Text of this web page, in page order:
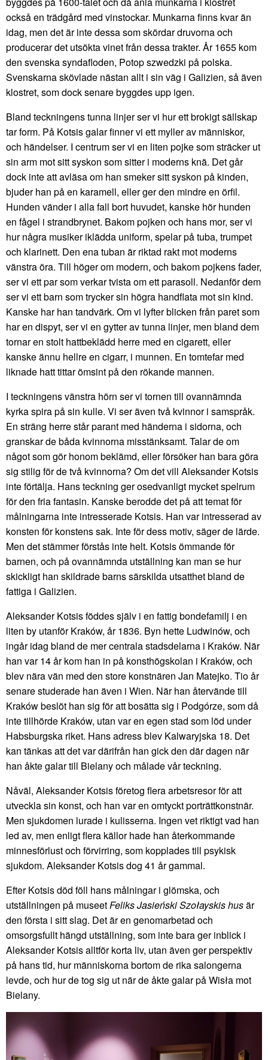
också en trädgård med vinstockar. Munkarna finns kvar än
idag, men det är inte dessa som skördar druvorna och
producerar det utsökta vinet från dessa trakter. År 1655 kom
den svenska syndafloden, Potop szwedzki på polska.
Svenskarna skövlade nästan allt i sin väg i Galizien, så även
klostret, som dock senare byggdes upp igen.
Bland teckningens tunna linjer ser vi hur ett brokigt sällskap
tar form. På Kotsis galar finner vi ett myller av människor,
och händelser. I centrum ser vi en liten pojke som sträcker ut
sin arm mot sitt syskon som sitter i moderns knä. Det går
dock inte att avläsa om han smeker sitt syskon på kinden,
bjuder han på en karamell, eller ger den mindre en örfil.
Hunden vänder i alla fall bort huvudet, kanske hör hunden
en fågel i strandbrynet. Bakom pojken och hans mor, ser vi
hur några musiker iklädda uniform, spelar på tuba, trumpet
och klarinett. Den ena tuban är riktad rakt mot moderns
vänstra öra. Till höger om modern, och bakom pojkens fader,
ser vi ett par som verkar tvista om ett parasoll. Nedanför dem
ser vi ett barn som trycker sin högra handflata mot sin kind.
Kanske har han tandvärk. Om vi lyfter blicken från paret som
har en dispyt, ser vi en gytter av tunna linjer, men bland dem
tornar en stolt hattbeklädd herre med en cigarett, eller
kanske ännu hellre en cigarr, i munnen. En tomtefar med
liknade hatt tittar ömsint på den rökande mannen.
I teckningens vänstra hörn ser vi tornen till ovannämnda
kyrka spira på sin kulle. Vi ser även två kvinnor i samspråk.
En sträng herre står parant med händerna i sidorna, och
granskar de båda kvinnorna misstänksamt. Talar de om
något som gör honom beklämd, eller försöker han bara göra
sig stilig för de två kvinnorna? Om det vill Aleksander Kotsis
inte förtälja. Hans teckning ger osedvanligt mycket spelrum
för den fria fantasin. Kanske berodde det på att temat för
målningarna inte intresserade Kotsis. Han var intresserad av
konsten för konstens sak. Inte för dess motiv, säger de lärde.
Men det stämmer förstås inte helt. Kotsis ömmande för
barnen, och på ovannämnda utställning kan man se hur
skickligt han skildrade barns särskilda utsatthet bland de
fattiga i Galizien.
Aleksander Kotsis föddes själv i en fattig bondefamilj i en
liten by utanför Kraków, år 1836. Byn hette Ludwinów, och
ingår idag bland de mer centrala stadsdelarna i Kraków. När
han var 14 år kom han in på konsthögskolan i Kraków, och
blev nära vän med den store konstnären Jan Matejko. Tio år
senare studerade han även i Wien. När han återvände till
Kraków beslöt han sig för att bosätta sig i Podgórze, som då
inte tillhörde Kraków, utan var en egen stad som löd under
Habsburgska riket. Hans adress blev Kalwaryjska 18. Det
kan tänkas att det var därifrån han gick den där dagen när
han åkte galar till Bielany och målade vår teckning.
Nåväl, Aleksander Kotsis företog flera arbetsresor för att
utveckla sin konst, och han var en omtyckt porträttkonstnär.
Men sjukdomen lurade i kulisserna. Ingen vet riktigt vad han
led av, men enligt flera källor hade han återkommande
minnesförlust och förvirring, som kopplades till psykisk
sjukdom. Aleksander Kotsis dog 41 år gammal.
Efter Kotsis död föll hans målningar i glömska, och
utställningen på museetFeliks Jasieński Szołayskis husär
den första i sitt slag. Det är en genomarbetad och
omsorgsfullt hängd utställning, som inte bara ger inblick i
Aleksander Kotsis alltför korta liv, utan även ger perspektiv
på hans tid, hur människorna bortom de rika salongerna
levde, och hur de tog sig ut när de åkte galar på Wisła mot
Bielany.